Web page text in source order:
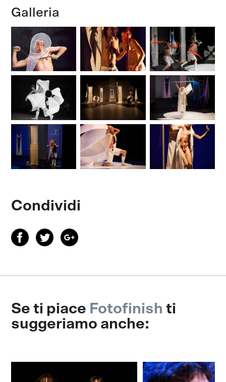
Galleria
Condividi
Se ti piace Fotofinish ti
suggeriamo anche: